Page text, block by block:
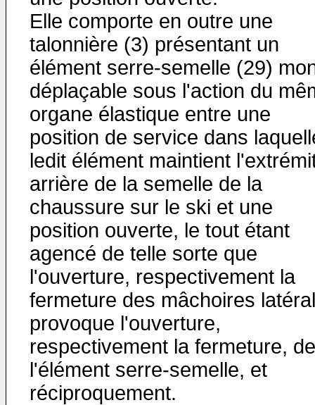
Elle comporte en outre une
talonnière (3) présentant un
élément serre-semelle (29)
déplaçable sous l'action du
organe élastique entre une
position de service dans
ledit élément maintient
arrière de la semelle de la
chaussure sur le ski et une
position ouverte, le tout étant
agencé de telle sorte que
l'ouverture, respectivement la
fermeture des mâchoires
provoque l'ouverture,
respectivement la fermeture, de
l'élément serre-semelle, et
réciproquement.